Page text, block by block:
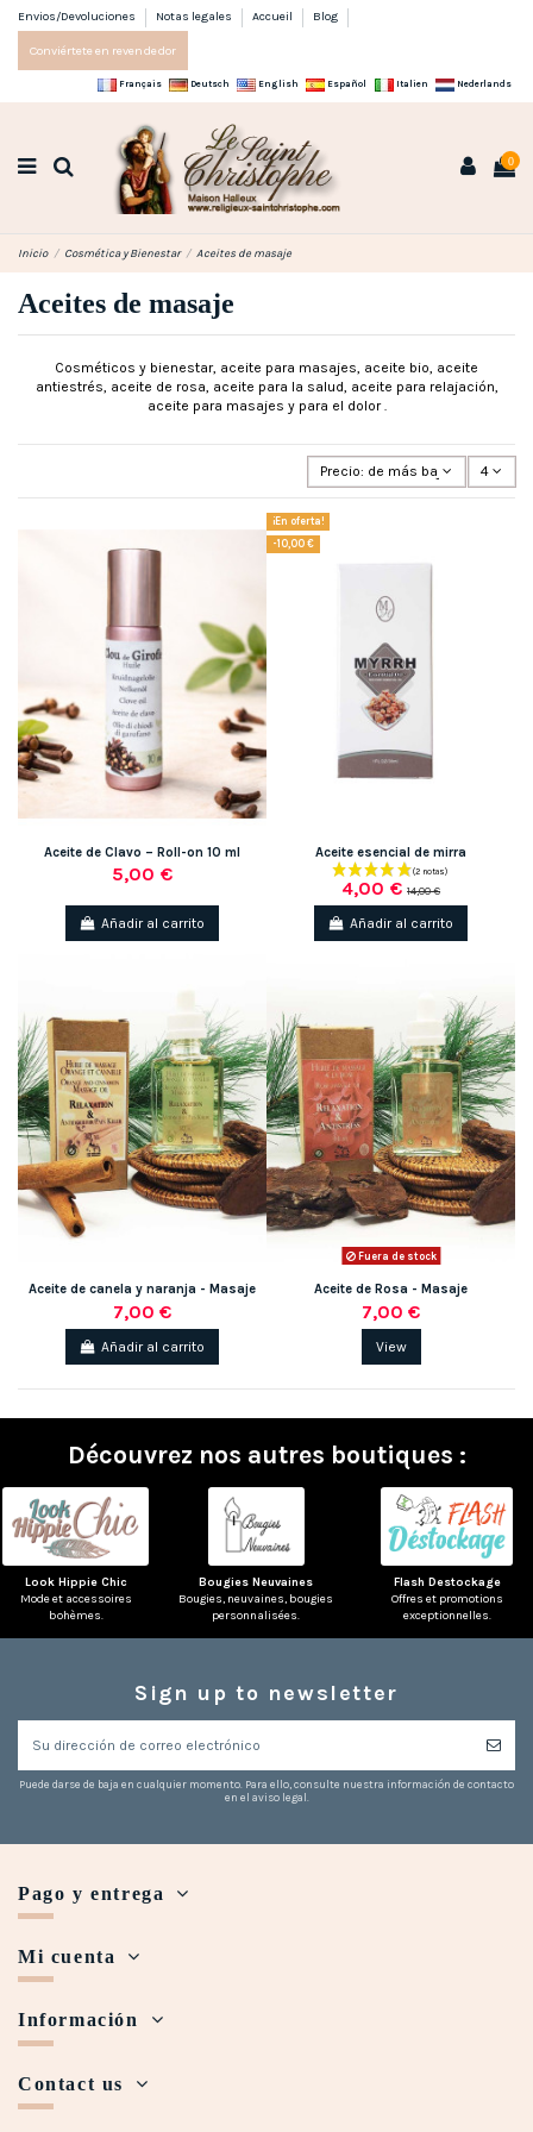
Envios/Devoluciones Notas legales Accueil Blog
Conviértete en revendedor
Français Deutsch English Español Italien Nederlands
0
Inicio Cosmética y Bienestar Aceites de masaje
Aceites de masaje
Cosméticos y bienestar, aceite para masajes, aceite bio, aceite
antiestrés, aceite de rosa, aceite para la salud, aceite para relajación,
aceite para masajes y para el dolor .
Precio: de más bajo a más alto
4
Aceite de Clavo – Roll-on 10 ml
5,00 €
Añadir al carrito
¡En oferta!
-10,00 €
Aceite esencial de mirra
4,00 €14,00 €
Añadir al carrito
Aceite de canela y naranja - Masaje
7,00 €
Añadir al carrito
Fuera de stock
Aceite de Rosa - Masaje
7,00 €
View
Découvrez nos autres boutiques :
Look Hippie Chic
Mode et accessoires
bohèmes.
Bougies Neuvaines
Bougies, neuvaines, bougies
personnalisées.
Flash Destockage
Offres et promotions
exceptionnelles.
Sign up to newsletter
Puede darse de baja en cualquier momento. Para ello, consulte nuestra información de contacto
en el aviso legal.
Pago y entrega
Mi cuenta
Información
Contact us